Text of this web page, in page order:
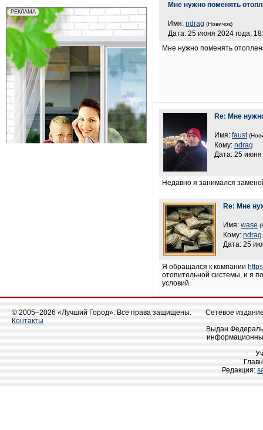
Мне нужно поменять
Имя: ndrag (Новичок)
Дата: 25 июня 2024 года,
Мне нужно поменять
Re: Мне
Имя: faust
Кому: ndrag
Дата: 25 июня
Недавно я занимался
Re: Мне
Имя: wase
Кому: ndrag
Дата: 25
Я обращался к компании
отопительной системы, и я
условий.
© 2005–2026 «Лучший Город». Все права защищены.
Контакты
Сетевое
Выдан
Редакция: